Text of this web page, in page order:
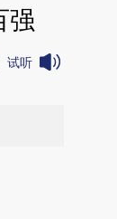
强
试听